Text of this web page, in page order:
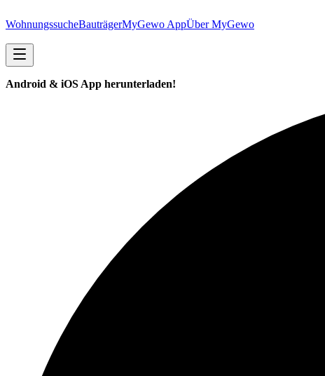
WohnungssucheBauträgerMyGewo AppÜber MyGewo
Android & iOS App herunterladen!